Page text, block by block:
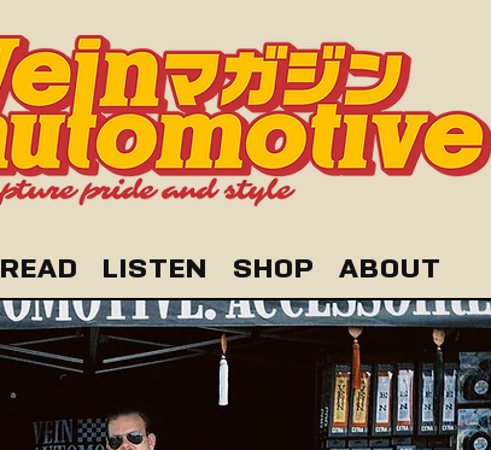
READ LISTEN SHOP ABOUT